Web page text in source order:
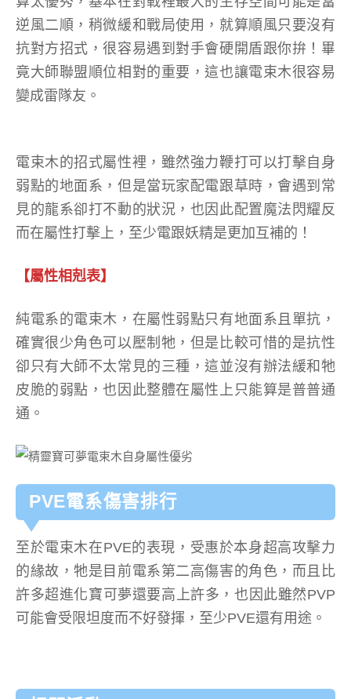
逆風二順，稍微緩和戰局使用，就算順風只要沒有
抗對方招式，很容易遇到對手會硬開盾跟你拚！畢
竟大師聯盟順位相對的重要，這也讓電束木很容易
變成雷隊友。
電束木的招式屬性裡，雖然強力鞭打可以打擊自身
弱點的地面系，但是當玩家配電跟草時，會遇到常
見的龍系卻打不動的狀況，也因此配置魔法閃耀反
而在屬性打擊上，至少電跟妖精是更加互補的！
【屬性相剋表】
純電系的電束木，在屬性弱點只有地面系且單抗，
確實很少角色可以壓制牠，但是比較可惜的是抗性
卻只有大師不太常見的三種，這並沒有辦法緩和牠
皮脆的弱點，也因此整體在屬性上只能算是普普通
通。
PVE電系傷害排行
至於電束木在PVE的表現，受惠於本身超高攻擊力
的緣故，牠是目前電系第二高傷害的角色，而且比
許多超進化寶可夢還要高上許多，也因此雖然PVP
可能會受限坦度而不好發揮，至少PVE還有用途。